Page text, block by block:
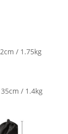
/ 1.75kg
/ 1.4kg